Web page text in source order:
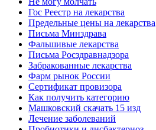
Гос Реестр на лекарства
Предельные цены на лекарства
Письма Минздрава
Фальшивые лекарства
Письма Росздравнадзора
Забракованные лекарства
Фарм рынок России
Сертификат провизора
Как получить категорию
Машковский скачать 15 изд
Лечение заболеваний